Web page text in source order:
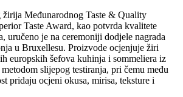
žirija Međunarodnog Taste & Quality
Taste Award, kao potvrda kvalitete
uručeno je na ceremoniji dodjele nagrada
u Bruxellesu. Proizvode ocjenjuje žiri
europskih šefova kuhinja i sommeliera iz
slijepog testiranja, pri čemu među
pridaju ocjeni okusa, mirisa, teksture i